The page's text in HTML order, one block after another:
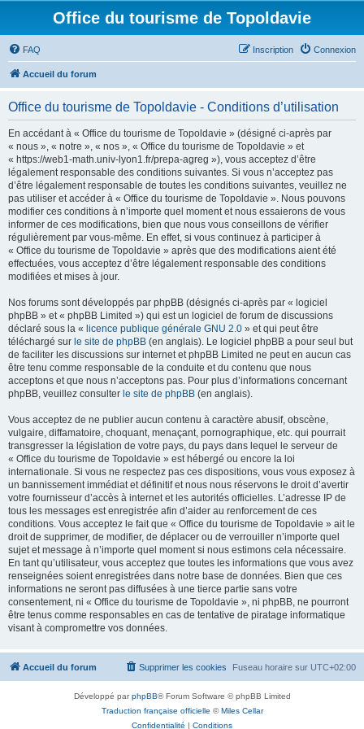
Office du tourisme de Topoldavie
FAQ Connexion
Inscription
Accueil du forum
Office du tourisme de Topoldavie - Conditions d’utilisation
En accédant à « Office du tourisme de Topoldavie » (désigné ci-après par
« nous », « notre », « nos », « Office du tourisme de Topoldavie » et
« https://web1-math.univ-lyon1.fr/prepa-agreg »), vous acceptez d’être
légalement responsable des conditions suivantes. Si vous n’acceptez pas
d’être légalement responsable de toutes les conditions suivantes, veuillez ne
pas utiliser et accéder à « Office du tourisme de Topoldavie ». Nous pouvons
modifier ces conditions à n’importe quel moment et nous essaierons de vous
informer de ces modifications, bien que nous vous conseillons de vérifier
régulièrement par vous-même. En effet, si vous continuez à participer à
« Office du tourisme de Topoldavie » après que des modifications aient été
effectuées, vous acceptez d’être légalement responsable des conditions
modifiées et mises à jour.
Nos forums sont développés par phpBB (désignés ci-après par « logiciel
phpBB » et « phpBB Limited ») qui est un logiciel de forum de discussions
déclaré sous la « licence publique générale GNU 2.0 » et qui peut être
téléchargé sur le site de phpBB (en anglais). Le logiciel phpBB a pour seul but
de faciliter les discussions sur internet et phpBB Limited ne peut en aucun cas
être tenu comme responsable de la conduite et du contenu que nous
acceptons et que nous n’acceptons pas. Pour plus d’informations concernant
phpBB, veuillez consulter le site de phpBB (en anglais).
Vous acceptez de ne publier aucun contenu à caractère abusif, obscène,
vulgaire, diffamatoire, choquant, menaçant, pornographique, etc. qui pourrait
transgresser la législation de votre pays, du pays dans lequel le serveur de
« Office du tourisme de Topoldavie » est hébergé ou encore la loi
internationale. Si vous ne respectez pas ces dispositions, vous vous exposez à
un bannissement immédiat et définitif et nous nous réservons le droit d’avertir
votre fournisseur d’accès à internet et les autorités officielles. L’adresse IP de
tous les messages est enregistrée afin d’aider au renforcement de ces
conditions. Vous acceptez le fait que « Office du tourisme de Topoldavie » ait le
droit de supprimer, de modifier, de déplacer ou de verrouiller n’importe quel
sujet et message à n’importe quel moment si nous estimons cela nécessaire.
En tant qu’utilisateur, vous acceptez que toutes les informations que vous avez
renseignées soient enregistrées dans notre base de données. Bien que ces
informations ne seront pas diffusées à une tierce partie sans votre
consentement, ni « Office du tourisme de Topoldavie », ni phpBB, ne pourront
être tenus comme responsables en cas de tentative de piratage informatique
visant à compromettre vos données.
Accueil du forum Fuseau horaire sur UTC+02:00
Supprimer les cookies
Développé parphpBB® Forum Software © phpBB Limited
Traduction française officielle ©Miles Cellar
Confidentialité | Conditions